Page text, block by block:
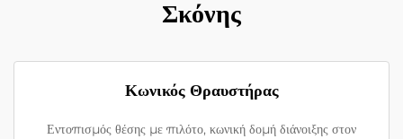
Σκόνης
Κωνικός Θραυστήρας
Εντοπισμός θέσης με πιλότο, κωνική δομή διάνοιξης στον